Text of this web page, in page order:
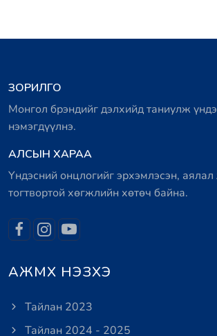
ЗОРИЛГО
Монгол брэндийг дэлхийд таниулж
нэмэгдүүлнэ.
АЛСЫН ХАРАА
Үндэсний онцлогийг эрхэмлэсэн,
тогтвортой хөгжлийн хөтөч байна.
АЖМХ НЭЗХЭ
Тайлан 2023
Тайлан 2024 - 2025